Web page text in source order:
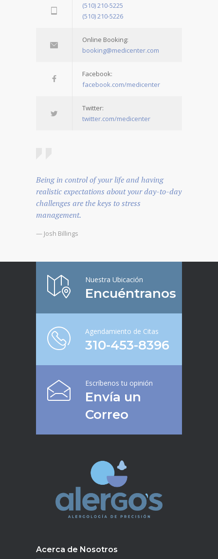
(510) 210-5225
(510) 210-5226
Online Booking:
booking@medicenter.com
Facebook:
facebook.com/medicenter
Twitter:
twitter.com/medicenter
Being in control of your life and having
realistic expectations about your day-to-day
challenges are the keys to stress
management.
— Josh Billings
Nuestra Ubicación
Encuéntranos
Agendamiento de Citas
310-453-8396
Escríbenos tu opinión
Envía un
Correo
Acerca de Nosotros